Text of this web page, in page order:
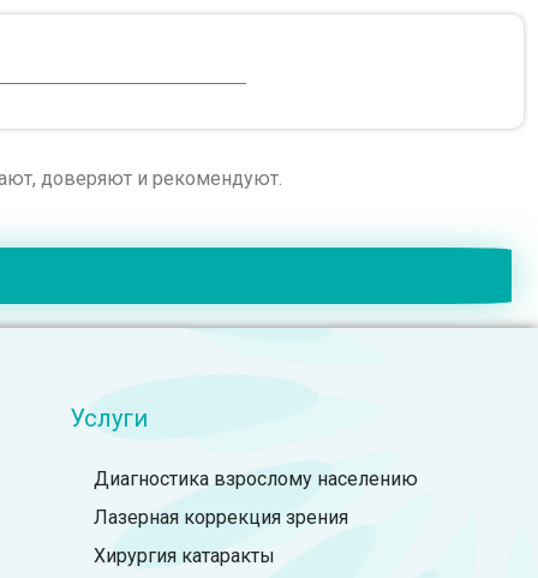
доверяют и рекомендуют.
Услуги
Диагностика взрослому населению
Лазерная коррекция зрения
Хирургия катаракты